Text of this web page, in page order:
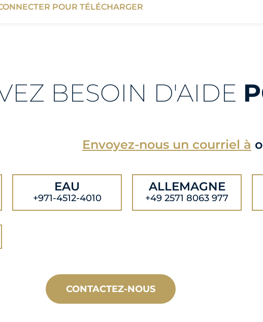
POUR TÉLÉCHARGER
BESOIN D'AIDE
Envoyez-nous un courriel à
EAU
+971-4512-4010
ALLEMAGNE
+49 2571 8063 977
CONTACTEZ-NOUS